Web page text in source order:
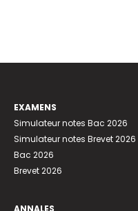
EXAMENS
Simulateur notes Bac 2026
Simulateur notes Brevet 2026
Bac 2026
Brevet 2026
ANNALES